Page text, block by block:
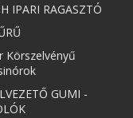
IPARI RAGASZTÓ
Körszelvényű
GUMI -